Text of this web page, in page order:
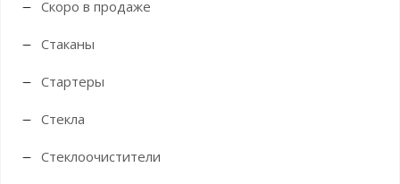
Скоро в продаже
Стаканы
Стартеры
Стекла
Стеклоочистители